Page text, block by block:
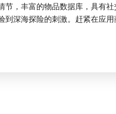
节，丰富的物品数据库，具有
到深海探险的刺激。赶紧在应